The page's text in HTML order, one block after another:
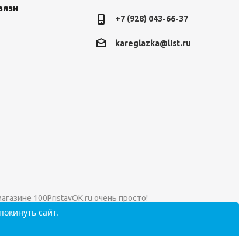
+7 (928) 043-66-37
kareglazka@list.ru
100PristavOK.ru очень просто!
сайт.